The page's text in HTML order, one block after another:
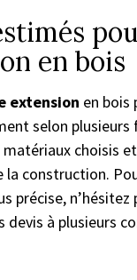
en bois
extension en bois
selon plusieurs
choisis
la construction.
précise, n’hésitez
devis à plusieurs